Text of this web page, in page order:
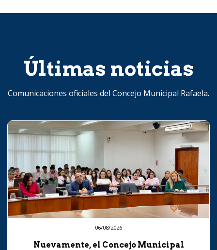
Últimas noticias
Comunicaciones oficiales del Concejo Municipal Rafaela.
06/08/2026
Nuevamente, el Concejo Municipal